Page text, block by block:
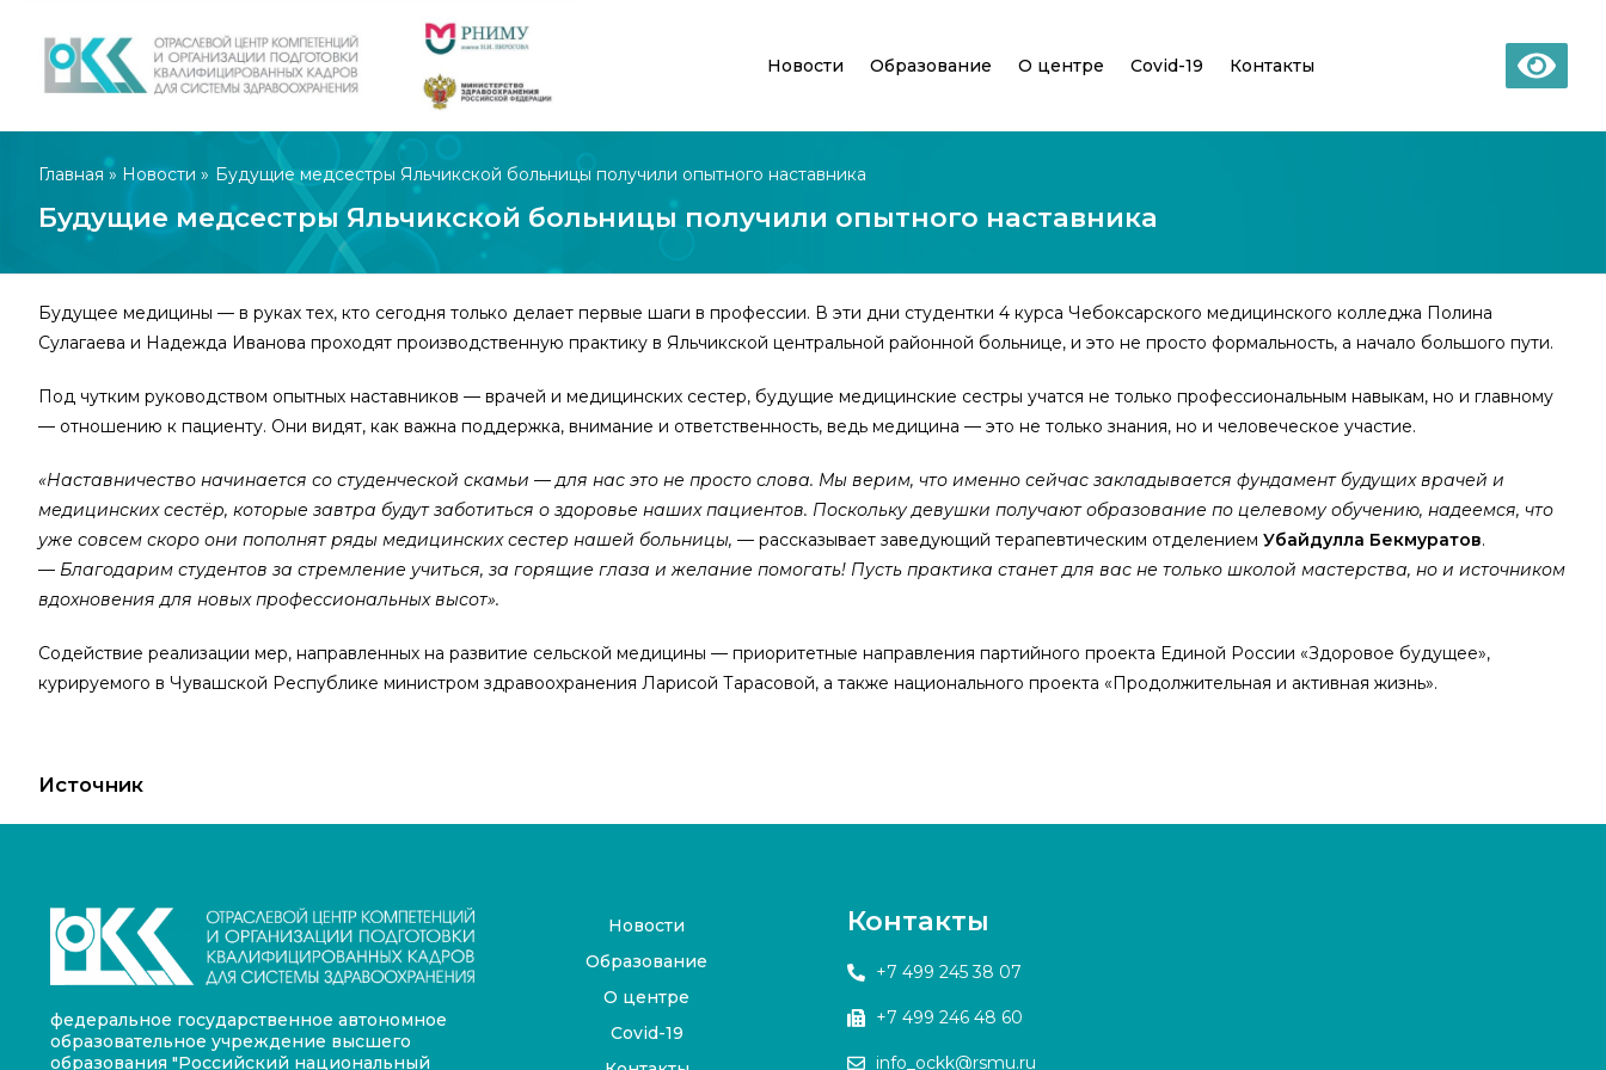
Новости Образование О центре Covid-19 Контакты
Главная » Новости » Будущие медсестры Яльчикской больницы получили опытного наставника
Будущие медсестры Яльчикской больницы получили опытного наставника
Будущее медицины — в руках тех, кто сегодня только делает первые шаги в профессии. В эти дни студентки 4 курса Чебоксарского медицинского колледжа Полина
Сулагаева и Надежда Иванова проходят производственную практику в Яльчикской центральной районной больнице, и это не просто формальность, а начало большого пути.
Под чутким руководством опытных наставников — врачей и медицинских сестер, будущие медицинские сестры учатся не только профессиональным навыкам, но и главному
— отношению к пациенту. Они видят, как важна поддержка, внимание и ответственность, ведь медицина — это не только знания, но и человеческое участие.
«Наставничество начинается со студенческой скамьи — для нас это не просто слова. Мы верим, что именно сейчас закладывается фундамент будущих врачей и
медицинских сестёр, которые завтра будут заботиться о здоровье наших пациентов. Поскольку девушки получают образование по целевому обучению, надеемся, что
уже совсем скоро они пополнят ряды медицинских сестер нашей больницы, — рассказывает заведующий терапевтическим отделением Убайдулла Бекмуратов.
— Благодарим студентов за стремление учиться, за горящие глаза и желание помогать! Пусть практика станет для вас не только школой мастерства, но и источником
вдохновения для новых профессиональных высот».
Содействие реализации мер, направленных на развитие сельской медицины — приоритетные направления партийного проекта Единой России «Здоровое будущее»,
курируемого в Чувашской Республике министром здравоохранения Ларисой Тарасовой, а также национального проекта «Продолжительная и активная жизнь».
Источник
федеральное государственное автономное
образовательное учреждение высшего
образования "Российский национальный
Новости
Образование
О центре
Covid-19
Контакты
+7 499 245 38 07
+7 499 246 48 60
info_ockk@rsmu.ru